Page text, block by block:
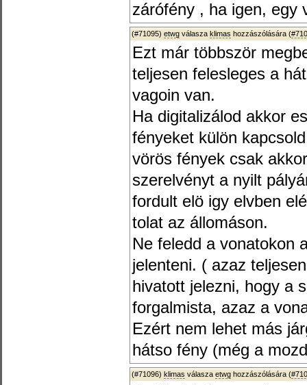
zárófény , ha igen, egy
(#71095) etwg válasza klimas hozzászólására (
Ezt már többször
teljesen felesleges a
vagoin van.
Ha digitalizálod akkor
fényeket külön
vörös fények csak
szerelvényt a nyilt
fordult elö igy elvben
tolat az állomáson.
Ne feledd a vonatokon
jelenteni. ( azaz
hivatott jelezni, hogy a
forgalmista, azaz a
Ezért nem lehet más
hátso fény (még a
(#71096) klimas válasza etwg hozzászólására (